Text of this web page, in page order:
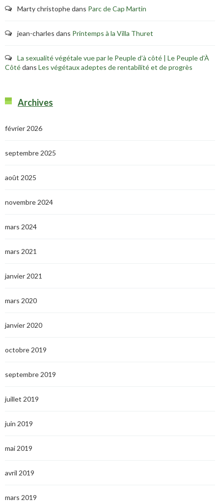
Marty christophedans Parc de Cap Martin
jean-charles dans Printemps à la Villa Thuret
La sexualité végétale vue par le Peuple d’à côté | Le Peuple d'À
Côtédans Les végétaux adeptes de rentabilité et de progrès
Archives
février 2026
septembre 2025
août 2025
novembre 2024
mars 2024
mars 2021
janvier 2021
mars 2020
janvier 2020
octobre 2019
septembre 2019
juillet 2019
juin 2019
mai 2019
avril 2019
mars 2019